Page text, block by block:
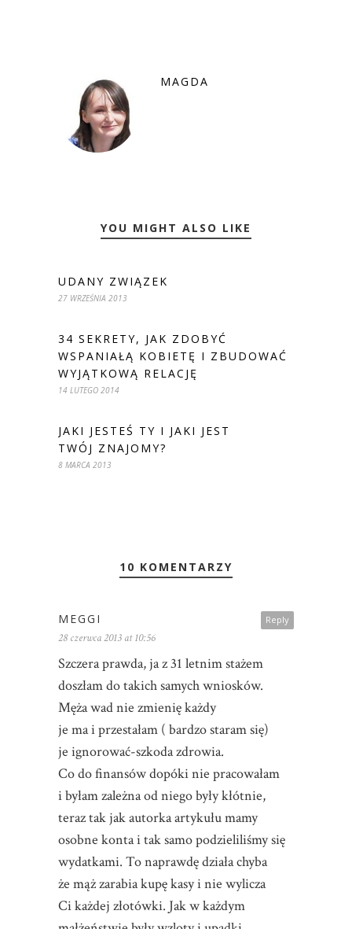
MAGDA
YOU MIGHT ALSO LIKE
UDANY ZWIĄZEK
27 WRZEŚNIA 2013
34 SEKRETY, JAK ZDOBYĆ
WSPANIAŁĄ KOBIETĘ I ZBUDOWAĆ
WYJĄTKOWĄ RELACJĘ
14 LUTEGO 2014
JAKI JESTEŚ TY I JAKI JEST
TWÓJ ZNAJOMY?
8 MARCA 2013
10 KOMENTARZY
Reply
MEGGI
28 czerwca 2013 at 10:56
Szczera prawda, ja z 31 letnim stażem
doszłam do takich samych wniosków.
Męża wad nie zmienię każdy
je ma i przestałam ( bardzo staram się)
je ignorować-szkoda zdrowia.
Co do finansów dopóki nie pracowałam
i byłam zależna od niego były kłótnie,
teraz tak jak autorka artykułu mamy
osobne konta i tak samo podzieliliśmy się
wydatkami. To naprawdę działa chyba
że mąż zarabia kupę kasy i nie wylicza
Ci każdej złotówki. Jak w każdym